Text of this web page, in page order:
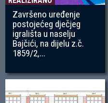
Završeno uređenje
postojećeg dječjeg
igrališta u naselju
Bajčići, na dijelu z.č.
1859/2,...